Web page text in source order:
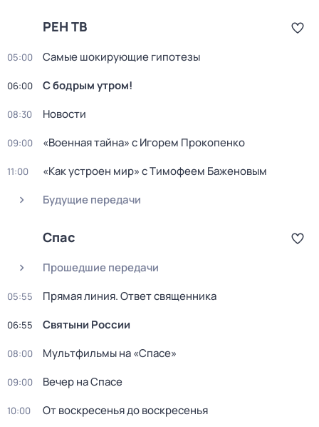
РЕН ТВ
05:00 Самые шoкиpующие гипотезы
06:00 С бодрым утром!
08:30 Новости
09:00 «Военная тайна» с Игорем Прокопенко
11:00
«Как устpоен мир» с Тимофеем Баженoвым
Будущие передачи
Спас
Прошедшие передачи
05:55 Прямая линия. Ответ священника
06:55 Святыни России
08:00 Мультфильмы на «Спасе»
09:00 Вечер на Спасе
10:00
От воскресенья до воскресенья